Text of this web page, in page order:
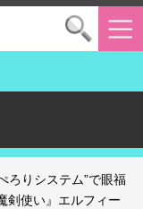
ろりシステム”で眼福
剣使い』エルフィー